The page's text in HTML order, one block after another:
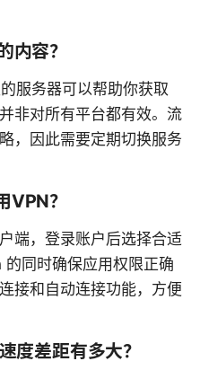
内容？
服务器可以帮助你获取
非对所有平台都有效。流
，因此需要定期切换服务
VPN？
端，登录账户后选择合适
同时确保应用权限正确
接和自动连接功能，方便
度差距有多大？